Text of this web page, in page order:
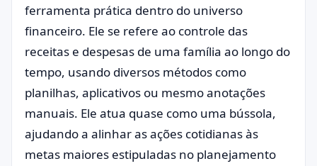
ferramenta prática dentro do universo
financeiro. Ele se refere ao controle das
receitas e despesas de uma família ao longo do
tempo, usando diversos métodos como
planilhas, aplicativos ou mesmo anotações
manuais. Ele atua quase como uma bússola,
ajudando a alinhar as ações cotidianas às
metas maiores estipuladas no planejamento